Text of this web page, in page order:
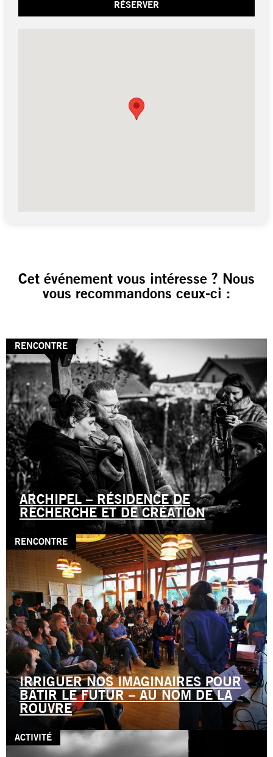
RÉSERVER
Cet événement vous intéresse ? Nous
vous recommandons ceux-ci :
RENCONTRE
ARCHIPEL – RÉSIDENCE DE
RECHERCHE ET DE CRÉATION
RENCONTRE
IRRIGUER NOS IMAGINAIRES POUR
BÂTIR LE FUTUR – AU NOM DE LA
ROUVRE
ACTIVITÉ